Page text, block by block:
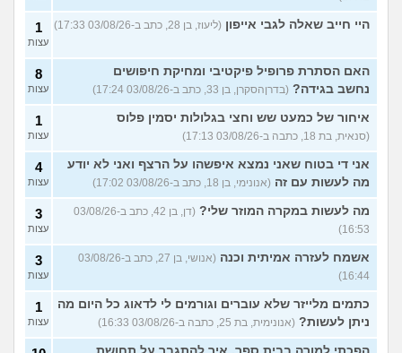
היי חייב שאלה לגבי אייפון (ליעוז, בן 28, כתב ב-03/08/26 17:33) 1
עצות
האם הסתרת פרופיל פיקטיבי ומחיקת חיפושים
נחשב בגידה? (בדרןהסקרן, בן 33, כתב ב-03/08/26 17:24)
8
עצות
איחור של כמעט שש וחצי בגלולות יסמין פלוס
(סנאית, בת 18, כתבה ב-03/08/26 17:13)
1
עצות
אני די בטוח שאני נמצא איפשהו על הרצף ואני לא יודע
מה לעשות עם זה (אנונימי, בן 18, כתב ב-03/08/26 17:02)
4
עצות
מה לעשות במקרה המוזר שלי?
(דן, בן 42, כתב ב-03/08/26
16:53)
3
עצות
אשמח לעזרה אמיתית וכנה
(אנושי, בן 27, כתב ב-03/08/26
16:44)
3
עצות
כתמים מלייזר שלא עוברים וגורמים לי לדאוג כל היום מה
ניתן לעשות? (אנונימית, בת 25, כתבה ב-03/08/26 16:33)
1
עצות